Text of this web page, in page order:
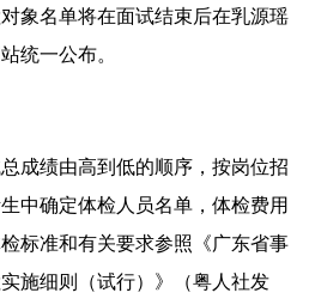
名单将在面试结束后在乳源瑶
统一公布。
绩由高到低的顺序，按岗位招
中确定体检人员名单，体检费用
标准和有关要求参照《广东省事
施细则（试行）》（粤人社发